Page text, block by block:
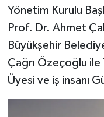
Yönetim Kurulu
Prof. Dr. Ahmet
Büyükşehir
Çağrı Özeçoğlu ile
Üyesi ve iş insanı